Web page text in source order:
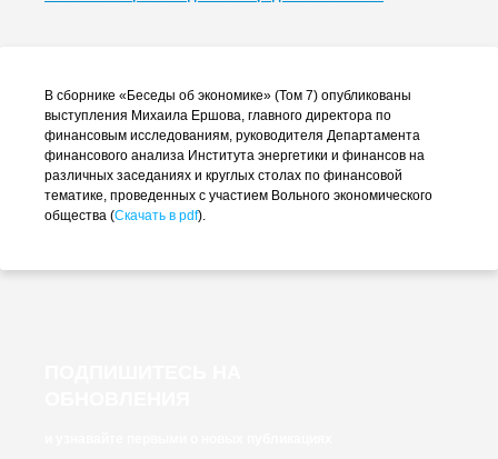
В сборнике «Беседы об экономике» (Том 7) опубликованы
выступления Михаила Ершова, главного директора по
финансовым исследованиям, руководителя Департамента
финансового анализа Института энергетики и финансов на
различных заседаниях и круглых столах по финансовой
тематике, проведенных с участием Вольного экономического
общества (Скачать в pdf).